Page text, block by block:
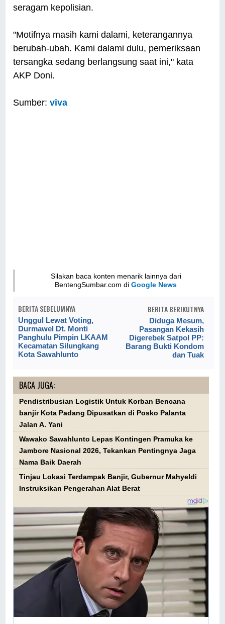
seragam kepolisian.
"Motifnya masih kami dalami, keterangannya
berubah-ubah. Kami dalami dulu, pemeriksaan
tersangka sedang berlangsung saat ini," kata
AKP Doni.
Sumber:viva
Silakan baca konten menarik lainnya dari
BentengSumbar.com diGoogle News
BERITA SEBELUMNYA
Unggul Lewat Voting,
Durmawel Dt. Monti
Panghulu Pimpin LKAAM
Kecamatan Silungkang
Kota Sawahlunto
BERITA BERIKUTNYA
Diduga Mesum,
Pasangan Kekasih
Digerebek Satpol PP:
Barang Bukti Kondom
dan Tuak
BACA JUGA:
Pendistribusian Logistik Untuk Korban Bencana
banjir Kota Padang Dipusatkan di Posko Palanta
Jalan A. Yani
Wawako Sawahlunto Lepas Kontingen Pramuka ke
Jambore Nasional 2026, Tekankan Pentingnya Jaga
Nama Baik Daerah
Tinjau Lokasi Terdampak Banjir, Gubernur Mahyeldi
Instruksikan Pengerahan Alat Berat